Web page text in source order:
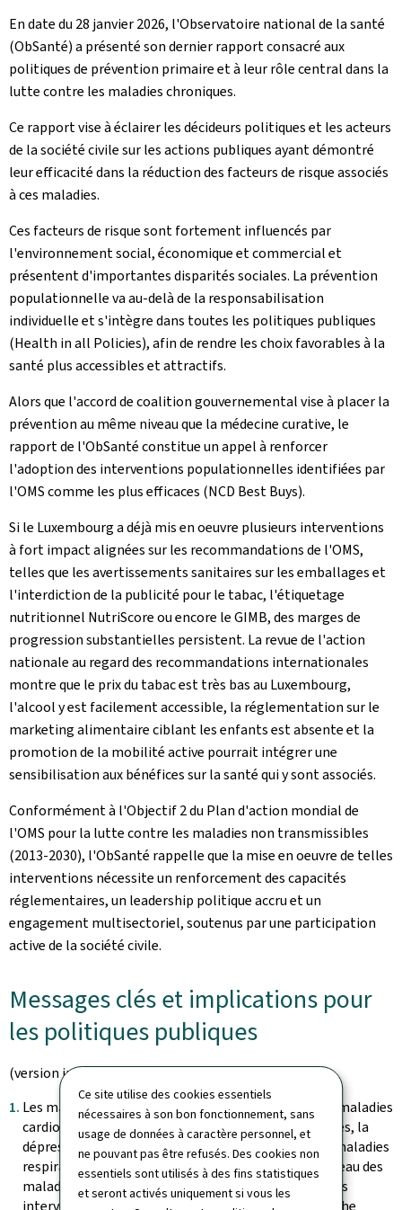
Ce site utilise des cookies essentiels
nécessaires à son bon fonctionnement, sans
usage de données à caractère personnel, et
ne pouvant pas être refusés. Des cookies non
essentiels sont utilisés à des fins statistiques
et seront activés uniquement si vous les
En date du 28 janvier 2026, l'Observatoire national de la santé
(ObSanté) a présenté son dernier rapport consacré aux
politiques de prévention primaire et à leur rôle central dans la
lutte contre les maladies chroniques.
Ce rapport vise à éclairer les décideurs politiques et les acteurs
de la société civile sur les actions publiques ayant démontré
leur efficacité dans la réduction des facteurs de risque associés
à ces maladies.
Ces facteurs de risque sont fortement influencés par
l'environnement social, économique et commercial et
présentent d'importantes disparités sociales. La prévention
populationnelle va au-delà de la responsabilisation
individuelle et s'intègre dans toutes les politiques publiques
(Health in all Policies), afin de rendre les choix favorables à la
santé plus accessibles et attractifs.
Alors que l'accord de coalition gouvernemental vise à placer la
prévention au même niveau que la médecine curative, le
rapport de l'ObSanté constitue un appel à renforcer
l'adoption des interventions populationnelles identifiées par
l'OMS comme les plus efficaces (NCD Best Buys).
Si le Luxembourg a déjà mis en oeuvre plusieurs interventions
à fort impact alignées sur les recommandations de l'OMS,
telles que les avertissements sanitaires sur les emballages et
l'interdiction de la publicité pour le tabac, l'étiquetage
nutritionnel NutriScore ou encore le GIMB, des marges de
progression substantielles persistent. La revue de l'action
nationale au regard des recommandations internationales
montre que le prix du tabac est très bas au Luxembourg,
l'alcool y est facilement accessible, la réglementation sur le
marketing alimentaire ciblant les enfants est absente et la
promotion de la mobilité active pourrait intégrer une
sensibilisation aux bénéfices sur la santé qui y sont associés.
Conformément à l'Objectif 2 du Plan d'action mondial de
l'OMS pour la lutte contre les maladies non transmissibles
(2013-2030), l'ObSanté rappelle que la mise en oeuvre de telles
interventions nécessite un renforcement des capacités
réglementaires, un leadership politique accru et un
engagement multisectoriel, soutenus par une participation
active de la société civile.
Messages clés et implications pour
les politiques publiques
(version intégrale issue du rapport)
Les maladies chroniques, notamment le cancer, les maladies
cardiovasculaires, les troubles musculo-squelettiques, la
dépression, la démence, l'obésité, le diabète et les maladies
respiratoires chroniques, représentent 83 % du fardeau des
maladies au Luxembourg. Elles sont évitables par des
interventions de prévention primaire selon l'approche